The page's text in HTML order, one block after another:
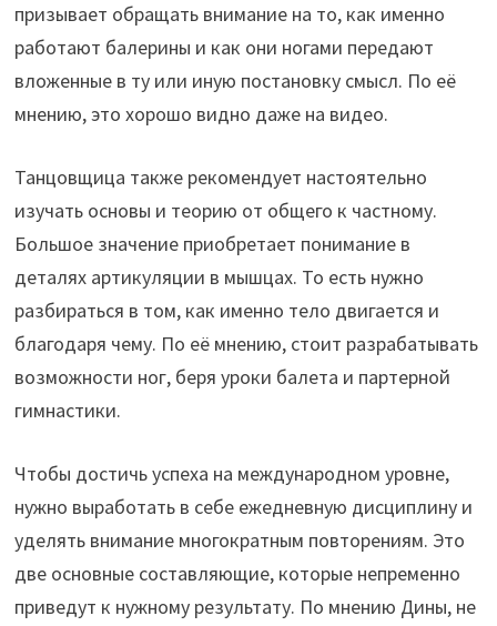
призывает обращать внимание на то, как именно
работают балерины и как они ногами передают
вложенные в ту или иную постановку смысл. По её
мнению, это хорошо видно даже на видео.
Танцовщица также рекомендует настоятельно
изучать основы и теорию от общего к частному.
Большое значение приобретает понимание в
деталях артикуляции в мышцах. То есть нужно
разбираться в том, как именно тело двигается и
благодаря чему. По её мнению, стоит разрабатывать
возможности ног, беря уроки балета и партерной
гимнастики.
Чтобы достичь успеха на международном уровне,
нужно выработать в себе ежедневную дисциплину и
уделять внимание многократным повторениям. Это
две основные составляющие, которые непременно
приведут к нужному результату. По мнению Дины, не